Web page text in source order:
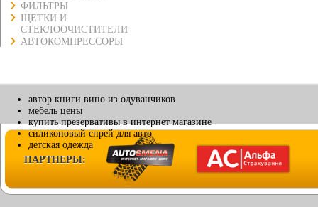
ФИЛЬТРЫ
ЩЕТКИ И
СТЕКЛООЧИСТИТЕЛИ
АВТОКОМПРЕССОРЫ
автор книги вино из одуванчиков
мебель цены
купить презервативы в интернет магазине
силиконовый спрей для авто
детская одежда
ПАРТНЕРЫ: